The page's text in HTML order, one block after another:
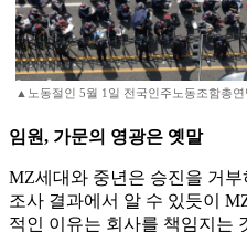
▲노동절인 5월 1일 전국인주노동조함총
임원, 가문의 영광은 옛말
MZ세대와 중년은 승진을 거
조사 결과에서 알 수 있듯이
적인 이유는 회사를 책임지는